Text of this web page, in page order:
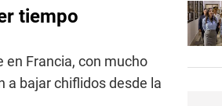
tiempo
en Francia, con mucho
a bajar chiflidos desde la